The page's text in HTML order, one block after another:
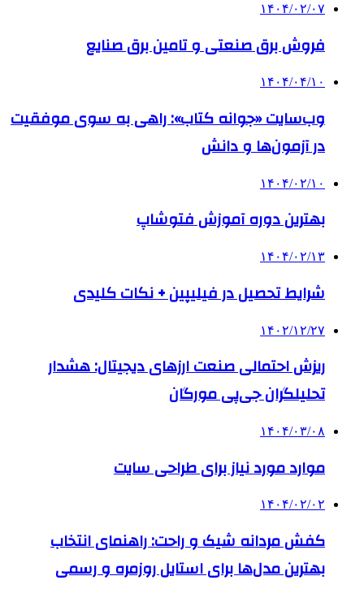
۱۴۰۴/۰۲/۰۷
فروش برق صنعتی و تامین برق صنایع
۱۴۰۴/۰۴/۱۰
وب‌سایت «جوانه کتاب»: راهی به سوی موفقیت
در آزمون‌ها و دانش
۱۴۰۴/۰۲/۱۰
بهترین دوره آموزش فتوشاپ
۱۴۰۴/۰۲/۱۳
شرایط تحصیل در فیلیپین + نکات کلیدی
۱۴۰۲/۱۲/۲۷
ریزش احتمالی صنعت ارزهای دیجیتال: هشدار
تحلیلگران جی‌پی مورگان
۱۴۰۴/۰۳/۰۸
موارد مورد نیاز برای طراحی سایت
۱۴۰۴/۰۲/۰۲
کفش مردانه شیک و راحت: راهنمای انتخاب
بهترین مدل‌ها برای استایل روزمره و رسمی